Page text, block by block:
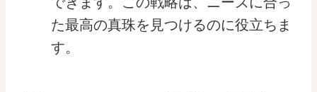
た最高の真珠を見つけるのに役立ちま
す。